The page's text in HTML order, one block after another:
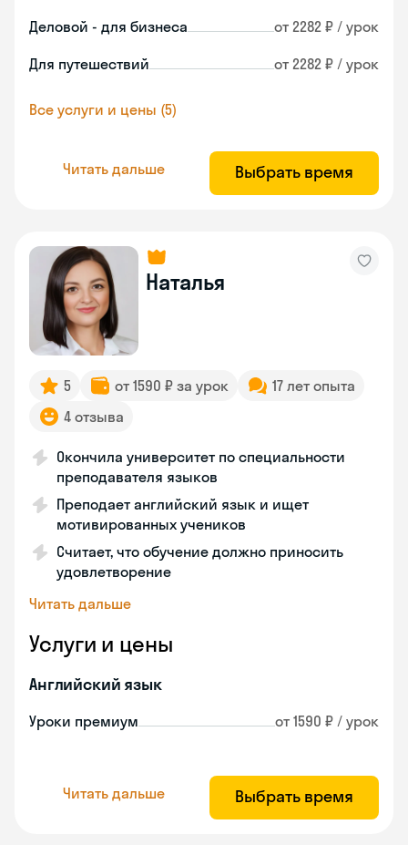
Деловой - для бизнеса от 2282 ₽ / урок
Для путешествий от 2282 ₽ / урок
Все услуги и цены (5)
Читать дальше Выбрать время
Наталья
5 от 1590 ₽ за урок
17 лет опыта
4 отзыва
Окончила университет по специальности
преподавателя языков
Преподает английский язык и ищет
мотивированных учеников
Считает, что обучение должно приносить
удовлетворение
Читать дальше
Услуги и цены
Английский язык
Уроки премиум от 1590 ₽ / урок
Читать дальше Выбрать время